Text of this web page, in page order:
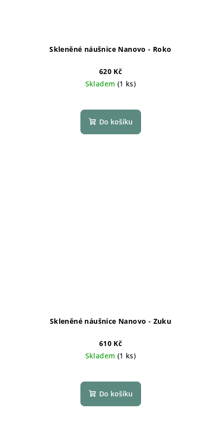
Skleněné náušnice Nanovo - Roko
620 Kč
Skladem (1 ks)
Do košíku
Skleněné náušnice Nanovo - Zuku
610 Kč
Skladem (1 ks)
Do košíku